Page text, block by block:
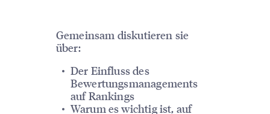
Gemeinsam diskutieren sie
über:
Der Einfluss des
Bewertungsmanagements
auf Rankings
Warum es wichtig ist, auf